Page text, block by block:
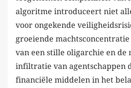
algoritme introduceert niet
voor ongekende
groeiende
van een stille oligarchie en de
infiltratie van agentschappen
financiële middelen in het